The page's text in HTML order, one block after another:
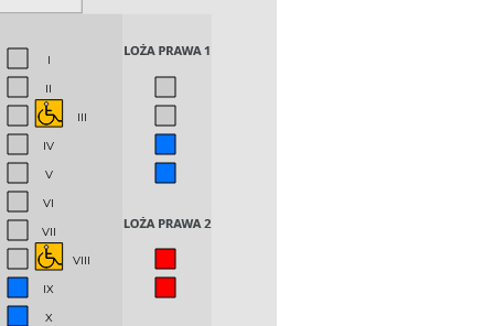
I
II
III
IV
V
VI
VII
VIII
IX
X